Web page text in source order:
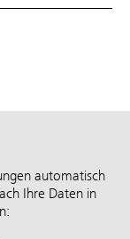
automatisch
Ihre Daten in